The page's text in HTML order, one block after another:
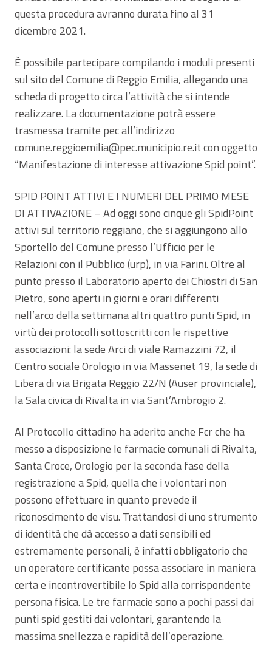
questa procedura avranno durata fino al 31
dicembre 2021.
È possibile partecipare compilando i moduli presenti
sul sito del Comune di Reggio Emilia, allegando una
scheda di progetto circa l’attività che si intende
realizzare. La documentazione potrà essere
trasmessa tramite pec all’indirizzo
comune.reggioemilia@pec.municipio.re.it con oggetto
“Manifestazione di interesse attivazione Spid point”.
SPID POINT ATTIVI E I NUMERI DEL PRIMO MESE
DI ATTIVAZIONE – Ad oggi sono cinque gli SpidPoint
attivi sul territorio reggiano, che si aggiungono allo
Sportello del Comune presso l’Ufficio per le
Relazioni con il Pubblico (urp), in via Farini. Oltre al
punto presso il Laboratorio aperto dei Chiostri di San
Pietro, sono aperti in giorni e orari differenti
nell’arco della settimana altri quattro punti Spid, in
virtù dei protocolli sottoscritti con le rispettive
associazioni: la sede Arci di viale Ramazzini 72, il
Centro sociale Orologio in via Massenet 19, la sede di
Libera di via Brigata Reggio 22/N (Auser provinciale),
la Sala civica di Rivalta in via Sant’Ambrogio 2.
Al Protocollo cittadino ha aderito anche Fcr che ha
messo a disposizione le farmacie comunali di Rivalta,
Santa Croce, Orologio per la seconda fase della
registrazione a Spid, quella che i volontari non
possono effettuare in quanto prevede il
riconoscimento de visu. Trattandosi di uno strumento
di identità che dà accesso a dati sensibili ed
estremamente personali, è infatti obbligatorio che
un operatore certificante possa associare in maniera
certa e incontrovertibile lo Spid alla corrispondente
persona fisica. Le tre farmacie sono a pochi passi dai
punti spid gestiti dai volontari, garantendo la
massima snellezza e rapidità dell’operazione.